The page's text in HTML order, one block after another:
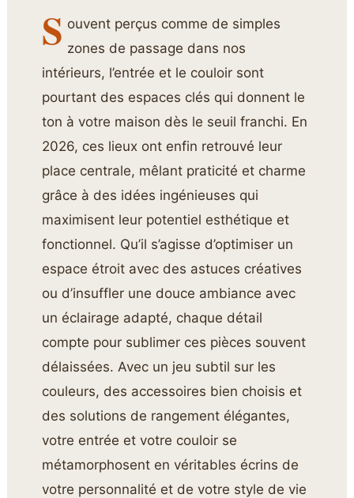
S ouvent perçus comme de simples
zones de passage dans nos
intérieurs, l’entrée et le couloir sont
pourtant des espaces clés qui donnent le
ton à votre maison dès le seuil franchi. En
2026, ces lieux ont enfin retrouvé leur
place centrale, mêlant praticité et charme
grâce à des idées ingénieuses qui
maximisent leur potentiel esthétique et
fonctionnel. Qu’il s’agisse d’optimiser un
espace étroit avec des astuces créatives
ou d’insuffler une douce ambiance avec
un éclairage adapté, chaque détail
compte pour sublimer ces pièces souvent
délaissées. Avec un jeu subtil sur les
couleurs, des accessoires bien choisis et
des solutions de rangement élégantes,
votre entrée et votre couloir se
métamorphosent en véritables écrins de
votre personnalité et de votre style de vie